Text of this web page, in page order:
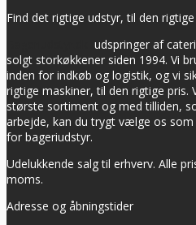
Find det rigtige udstyr, til den
udspringer af
solgt storkøkkener siden 1994. Vi
inden for indkøb og logistik, og vi
rigtige maskiner, til den rigtige pris.
største sortiment og med tilliden,
arbejde, kan du trygt vælge os som
for bageriudstyr.
Udelukkende salg til erhverv. Alle
moms.
Adresse og åbningstider